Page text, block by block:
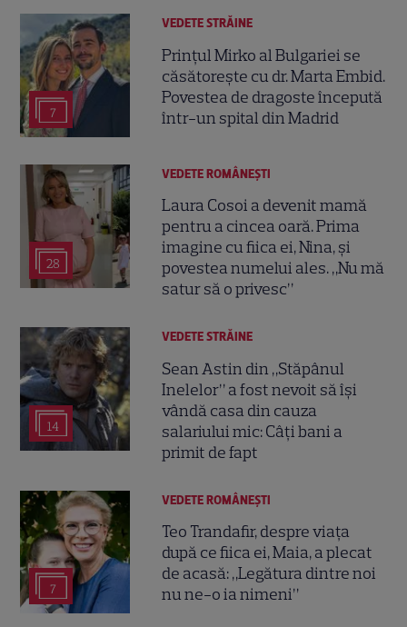
7
VEDETE STRĂINE
Prințul Mirko al Bulgariei se
căsătorește cu dr. Marta Embid.
Povestea de dragoste începută
într-un spital din Madrid
28
VEDETE ROMÂNEŞTI
Laura Cosoi a devenit mamă
pentru a cincea oară. Prima
imagine cu fiica ei, Nina, și
povestea numelui ales. „Nu mă
satur să o privesc”
14
VEDETE STRĂINE
Sean Astin din „Stăpânul
Inelelor” a fost nevoit să își
vândă casa din cauza
salariului mic: Câți bani a
primit de fapt
7
VEDETE ROMÂNEŞTI
Teo Trandafir, despre viața
după ce fiica ei, Maia, a plecat
de acasă: „Legătura dintre noi
nu ne-o ia nimeni”